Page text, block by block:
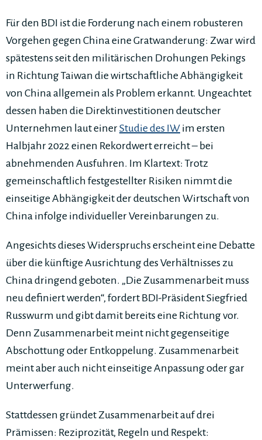
Für den BDI ist die Forderung nach einem robusteren
Vorgehen gegen China eine Gratwanderung: Zwar wird
spätestens seit den militärischen Drohungen Pekings
in Richtung Taiwan die wirtschaftliche Abhängigkeit
von China allgemein als Problem erkannt. Ungeachtet
dessen haben die Direktinvestitionen deutscher
Unternehmen laut einerStudie des IW im ersten
Halbjahr 2022 einen Rekordwert erreicht – bei
abnehmenden Ausfuhren. Im Klartext: Trotz
gemeinschaftlich festgestellter Risiken nimmt die
einseitige Abhängigkeit der deutschen Wirtschaft von
China infolge individueller Vereinbarungen zu.
Angesichts dieses Widerspruchs erscheint eine Debatte
über die künftige Ausrichtung des Verhältnisses zu
China dringend geboten. „Die Zusammenarbeit muss
neu definiert werden“, fordert BDI-Präsident Siegfried
Russwurm und gibt damit bereits eine Richtung vor.
Denn Zusammenarbeit meint nicht gegenseitige
Abschottung oder Entkoppelung. Zusammenarbeit
meint aber auch nicht einseitige Anpassung oder gar
Unterwerfung.
Stattdessen gründet Zusammenarbeit auf drei
Prämissen: Reziprozität, Regeln und Respekt: